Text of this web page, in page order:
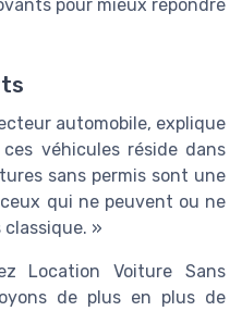
pour mieux répondre
automobile, explique
véhicules réside dans
sans permis sont une
qui ne peuvent ou ne
classique. »
Location Voiture Sans
de plus en plus de